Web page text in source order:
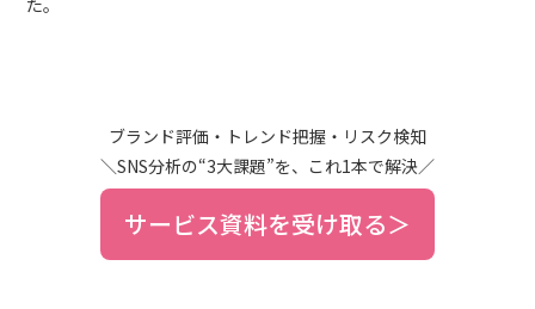
ブランド評価・トレンド把握・リスク検知
＼SNS分析の“3大課題”を、これ1本で解決／
サービス資料を受け取る＞